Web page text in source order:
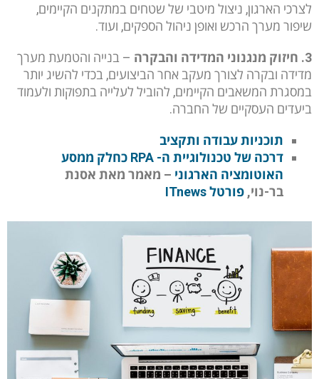
לצרכי הארגון, ניצול מיטבי של שטחים במתקנים הקיימים,
שיפור מערך הרכש ואופן ניהול הספקים, ועוד.
3. חיזוק מנגנוני המדידה והבקרה
– בנייה והטמעת מערך
מדידה ובקרה לצורך מעקב אחר הביצועים, בכדי להשיג יותר
במסגרת המשאבים הקיימים, להוביל לעלייה בתפוקות ולעמוד
ביעדים העסקיים של החברה.
תוכניות עבודה ותקציב
דרכה של טכנולוגיית ה- RPA כחלק ממסע
האוטומציה הארגוני – מאמר מאת אסנת
בר-נוי, פורטל ITnews